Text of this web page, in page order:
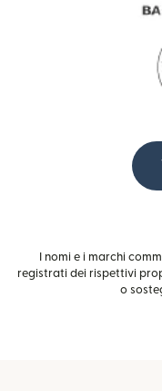
I nomi e i marchi
registrati dei rispettivi
o